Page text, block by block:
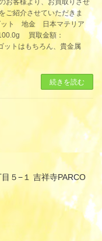
お客様より、お買取りさせ
ご紹介させていただきま
ット 地金 日本マテリア
買取金額：
ットはもちろん、貴金属
続きを読む
５−１ 吉祥寺PARCO